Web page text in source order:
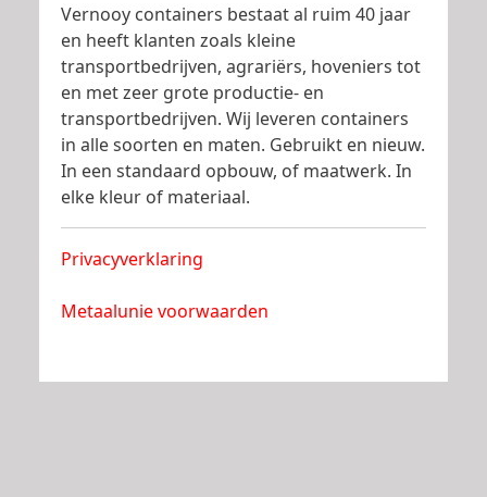
Vernooy containers bestaat al ruim 40 jaar
en heeft klanten zoals kleine
transportbedrijven, agrariërs, hoveniers tot
en met zeer grote productie- en
transportbedrijven. Wij leveren containers
in alle soorten en maten. Gebruikt en nieuw.
In een standaard opbouw, of maatwerk. In
elke kleur of materiaal.
Privacyverklaring
Metaalunie voorwaarden